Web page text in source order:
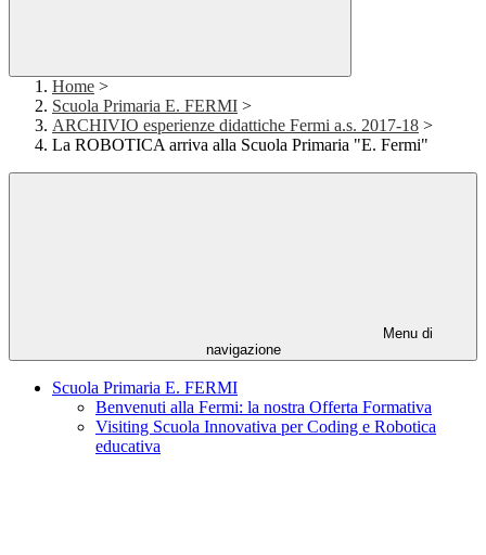
Home >
Scuola Primaria E. FERMI >
ARCHIVIO esperienze didattiche Fermi a.s. 2017-18 >
La ROBOTICA arriva alla Scuola Primaria "E. Fermi"
Menu di
navigazione
Scuola Primaria E. FERMI
Benvenuti alla Fermi: la nostra Offerta Formativa
Visiting Scuola Innovativa per Coding e Robotica
educativa